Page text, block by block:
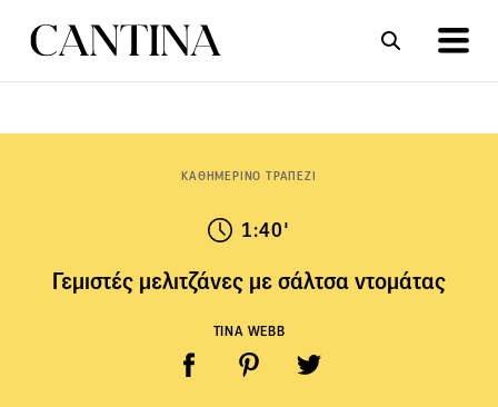
ΚΑΘΗΜΕΡΙΝΟ ΤΡΑΠΕΖΙ
1:40'
Γεμιστές μελιτζάνες με σάλτσα ντομάτας
TINA WEBB